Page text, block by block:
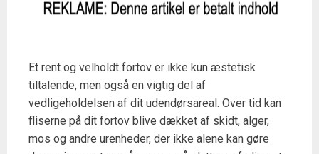
Et rent og velholdt fortov er ikke kun æstetisk
tiltalende, men også en vigtig del af
vedligeholdelsen af dit udendørsareal. Over tid kan
fliserne på dit fortov blive dækket af skidt, alger,
mos og andre urenheder, der ikke alene kan gøre